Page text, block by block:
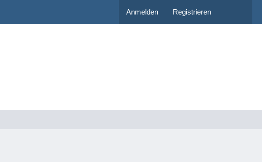
Anmelden Registrieren